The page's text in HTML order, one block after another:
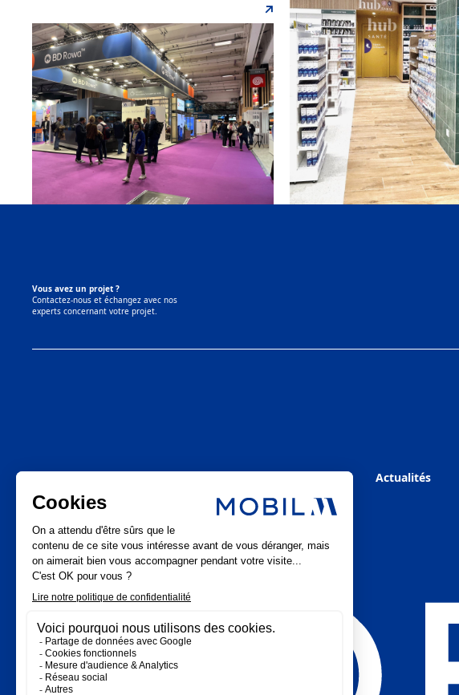
Vous avez un projet ?
Contactez-nous et échangez avec nos
experts concernant votre projet.
Instagram
Facebook
Youtube
Pinterest
Nos offres d’emploi
Actualités